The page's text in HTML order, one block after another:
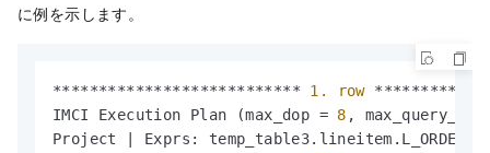
に例を示します。
*************************** 1. row *********
IMCI Execution Plan (max_dop = 8 ,
Project
Exprs: